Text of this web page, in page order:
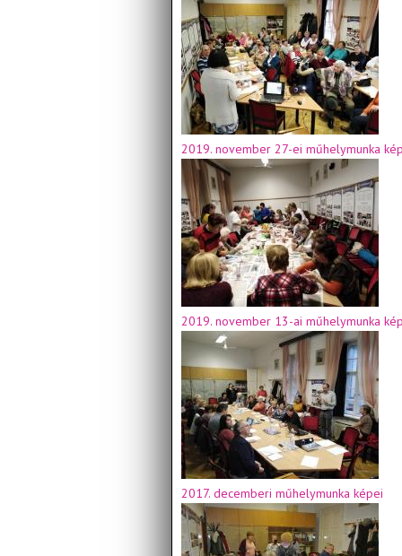
2019. november 27-ei műhelymunka
2019. november 13-ai műhelymunka
2017. decemberi műhelymunka képei